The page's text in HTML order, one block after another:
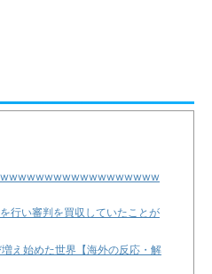
行い審判を買収していたことが
え始めた世界【海外の反応・解